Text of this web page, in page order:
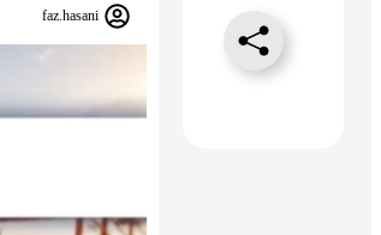
faz.hasani